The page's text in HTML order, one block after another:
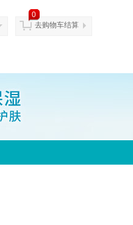
0
去购物车结算